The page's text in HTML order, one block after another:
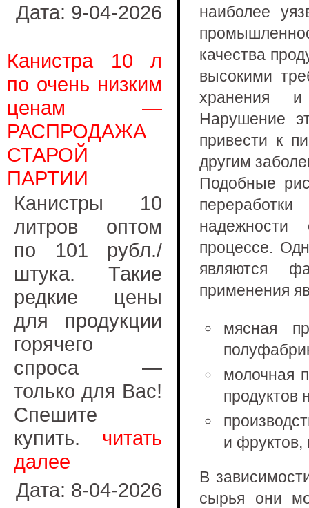
Дата: 9-04-2026
Канистра 10 л
по очень низким
ценам —
РАСПРОДАЖА
СТАРОЙ
ПАРТИИ
Канистры 10
литров оптом
по 101 рубл./
штука. Такие
редкие цены
для продукции
горячего
спроса —
только для Вас!
Спешите
купить. читать
далее
Дата: 8-04-2026
наиболее
качества
высокими
хранения и
Нарушение
привести к
другим
Подобные
надежности
процессе.
являются
применения
мясная
молочная
продуктов
и фруктов,
В
сырья они